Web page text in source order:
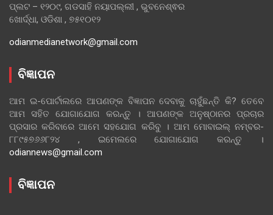
ପ୍ଲଟ – ୧୨୦୯, ଗଡସାହି ନୟାପଲ୍ଲୀ , ଭୁବନେଶ୍ଵର
ଖୋର୍ଦ୍ଧା, ଓଡିଶା , ୭୫୧୦୧୨
odianmedianetwork@gmail.com
ବିଜ୍ଞାପନ
ଆମ ଇ-ପୋର୍ଟାଲରେ ଆପଣଙ୍କ ବିଜ୍ଞାପନ ଦେବାକୁ ଚାହୁଁଛନ୍ତି କି? ତେବେ
ଆମ ସହିତ ଯୋଗାଯୋଗ କରନ୍ତୁ । ଆପଣଙ୍କ ଅନୁଷ୍ଠାନର ପ୍ରଚାର
ପ୍ରସାର କରିବାରେ ଆମେ ସହଯୋଗ କରିବୁ । ଆମ ମୋବାଇଲ୍ ନମ୍ବର-
୮୮୯୫୭୬୬୮୨୪ , ଇମେଲରେ ଯୋଗାଯୋଗ କରନ୍ତୁ ।
odiannews@gmail.com
ବିଜ୍ଞାପନ